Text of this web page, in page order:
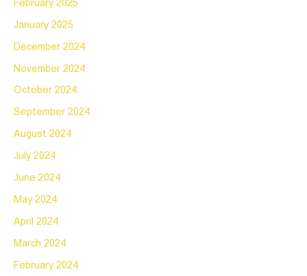
February 2025
January 2025
December 2024
November 2024
October 2024
September 2024
August 2024
July 2024
June 2024
May 2024
April 2024
March 2024
February 2024